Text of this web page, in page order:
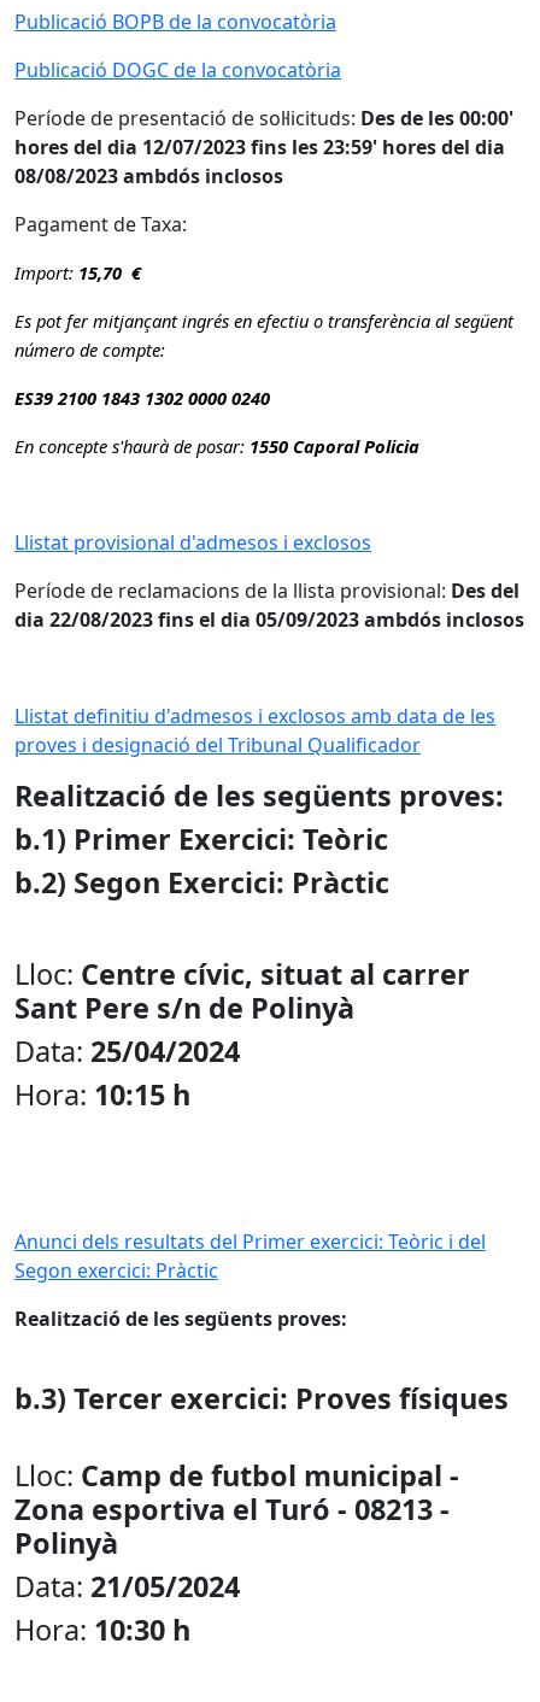
Publicació BOPB de la convocatòria
Publicació DOGC de la convocatòria
Període de presentació de sol·licituds: Des de les 00:00'
hores del dia 12/07/2023 fins les 23:59' hores del dia
08/08/2023 ambdós inclosos
Pagament de Taxa:
Import: 15,70 €
Es pot fer mitjançant ingrés en efectiu o transferència al següent
número de compte:
ES39 2100 1843 1302 0000 0240
En concepte s'haurà de posar: 1550 Caporal Policia
Llistat provisional d'admesos i exclosos
Període de reclamacions de la llista provisional: Des del
dia 22/08/2023 fins el dia 05/09/2023 ambdós inclosos
Llistat definitiu d'admesos i exclosos amb data de les
proves i designació del Tribunal Qualificador
Realització de les següents proves:
b.1) Primer Exercici: Teòric
b.2) Segon Exercici: Pràctic
Lloc: Centre cívic, situat al carrer
Sant Pere s/n de Polinyà
Data: 25/04/2024
Hora: 10:15 h
Anunci dels resultats del Primer exercici: Teòric i del
Segon exercici: Pràctic
Realització de les següents proves:
b.3) Tercer exercici: Proves físiques
Lloc: Camp de futbol municipal -
Zona esportiva el Turó - 08213 -
Polinyà
Data: 21/05/2024
Hora: 10:30 h